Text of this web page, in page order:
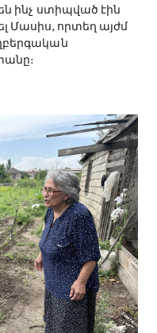
ինչ ստիպված էին
Մասիս, որտեղ այժմ